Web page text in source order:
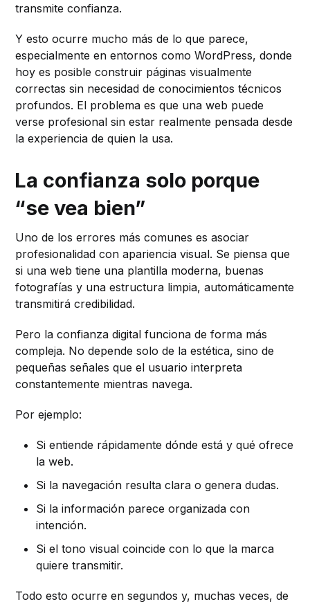
transmite confianza.
Y esto ocurre mucho más de lo que parece,
especialmente en entornos como WordPress, donde
hoy es posible construir páginas visualmente
correctas sin necesidad de conocimientos técnicos
profundos. El problema es que una web puede
verse profesional sin estar realmente pensada desde
la experiencia de quien la usa.
La confianza solo porque
“se vea bien”
Uno de los errores más comunes es asociar
profesionalidad con apariencia visual. Se piensa que
si una web tiene una plantilla moderna, buenas
fotografías y una estructura limpia, automáticamente
transmitirá credibilidad.
Pero la confianza digital funciona de forma más
compleja. No depende solo de la estética, sino de
pequeñas señales que el usuario interpreta
constantemente mientras navega.
Por ejemplo:
Si entiende rápidamente dónde está y qué ofrece
la web.
Si la navegación resulta clara o genera dudas.
Si la información parece organizada con
intención.
Si el tono visual coincide con lo que la marca
quiere transmitir.
Todo esto ocurre en segundos y, muchas veces, de